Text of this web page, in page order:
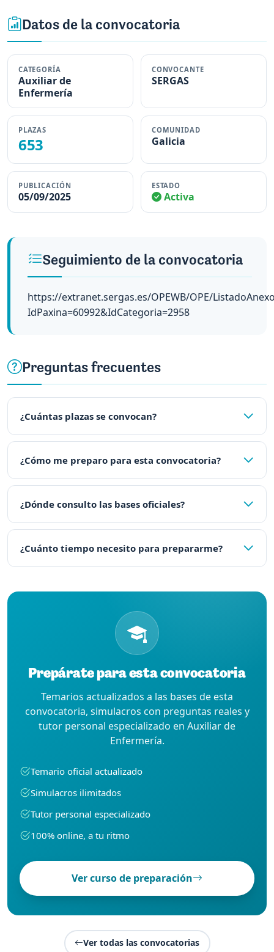
Datos de la convocatoria
CATEGORÍA
Auxiliar de
Enfermería
CONVOCANTE
SERGAS
PLAZAS
653
COMUNIDAD
Galicia
PUBLICACIÓN
05/09/2025
ESTADO
Activa
Seguimiento de la convocatoria
https://extranet.sergas.es/OPEWB/OPE/
IdPaxina=60992&IdCategoria=2958
Preguntas frecuentes
¿Cuántas plazas se convocan?
¿Cómo me preparo para esta convocatoria?
¿Dónde consulto las bases oficiales?
¿Cuánto tiempo necesito para prepararme?
Prepárate para esta convocatoria
Temarios actualizados a las bases de esta
convocatoria, simulacros con preguntas reales y
tutor personal especializado en Auxiliar de
Enfermería.
Temario oficial actualizado
Simulacros ilimitados
Tutor personal especializado
100% online, a tu ritmo
Ver curso de preparación
Ver todas las convocatorias